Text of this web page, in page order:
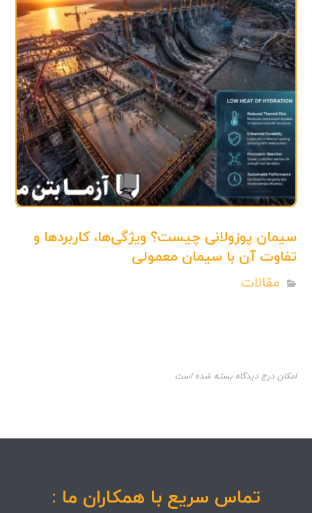
سیمان پوزولانی چیست؟ ویژگی‌ها، کاربردها و
تفاوت آن با سیمان معمولی
مقالات
امکان درج دیدگاه بسته شده است
تماس سریع با همکاران ما :